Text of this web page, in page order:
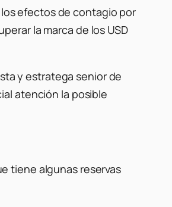
efectos de contagio por
la marca de los USD
y estratega senior de
atención la posible
tiene algunas reservas